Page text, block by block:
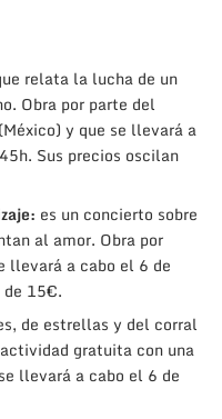
relata la lucha de un
Obra por parte del
y que se llevará a
Sus precios oscilan
es un concierto sobre
al amor. Obra por
llevará a cabo el 6 de
15€.
de estrellas y del corral
gratuita con una
llevará a cabo el 6 de